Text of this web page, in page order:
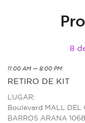
8
11:00 AM — 8:00 PM:
RETIRO DE KIT
LUGAR:
Boulevard MALL DEL
BARROS ARANA